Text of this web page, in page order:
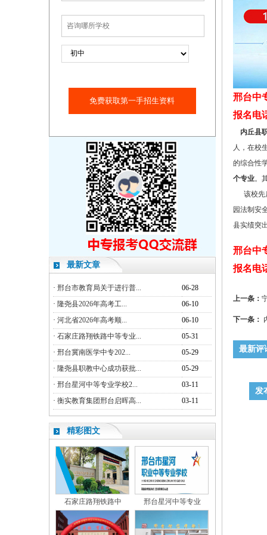
免费获取第一手招生资料
最新文章
· 邢台市教育局关于进行普...
06-28
· 隆尧县2026年高考工...
06-10
· 河北省2026年高考顺...
06-10
· 石家庄路翔铁路中等专业...
05-31
· 邢台冀南医学中专202...
05-29
· 隆尧县职教中心成功获批...
05-29
· 邢台星河中等专业学校2...
03-11
· 衡实教育集团邢台启晖高... 03-11
精彩图文
石家庄路翔铁路中 邢台星河中等专业
邢台中
报名电
内丘县
人，在校
的综合性
个专业。
该校先
园法制安
县实绩突
邢台中
报名电
上一条：
下一条：
最新评
发